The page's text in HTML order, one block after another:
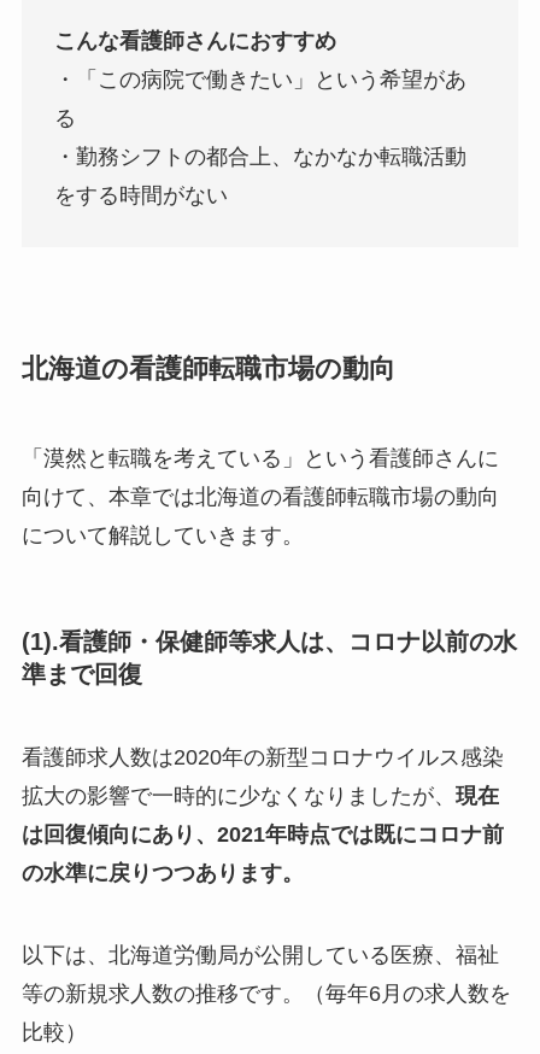
こんな看護師さんにおすすめ
・「この病院で働きたい」という希望があ
る
・勤務シフトの都合上、なかなか転職活動
をする時間がない
北海道の看護師転職市場の動向
「漠然と転職を考えている」という看護師さんに
向けて、本章では北海道の看護師転職市場の動向
について解説していきます。
(1).看護師・保健師等求人は、コロナ以前の水
準まで回復
看護師求人数は2020年の新型コロナウイルス感染
拡大の影響で一時的に少なくなりましたが、 現在
は回復傾向にあり、2021年時点では既にコロナ前
の水準に戻りつつあります。
以下は、北海道労働局が公開している医療、福祉
等の新規求人数の推移です。（毎年6月の求人数を
比較）